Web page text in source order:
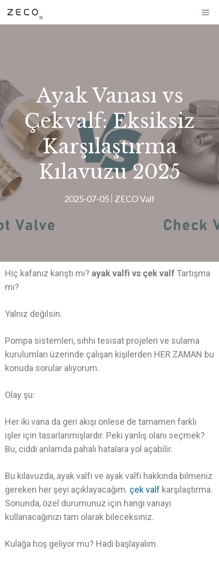
Ayak Vanası vs
Çekvalf: Eksiksiz
Karşılaştırma
Kılavuzu 2025
2025-07-05 ZECO Valf
Hiç kafanız karıştı mı? ayak valfi vs çek valf Tartışma
mı?
Yalnız değilsin.
Pompa sistemleri, sıhhi tesisat projeleri ve sulama
kurulumları üzerinde çalışan kişilerden HER ZAMAN bu
konuda sorular alıyorum.
Olay şu:
Her iki vana da geri akışı önlese de tamamen farklı
işler için tasarlanmışlardır. Peki yanlış olanı seçmek?
Bu, ciddi anlamda pahalı hatalara yol açabilir.
Bu kılavuzda, ayak valfi ve ayak valfi hakkında bilmeniz
gereken her şeyi açıklayacağım. çek valf karşılaştırma.
Sonunda, özel durumunuz için hangi vanayı
kullanacağınızı tam olarak bileceksiniz.
Kulağa hoş geliyor mu? Hadi başlayalım.